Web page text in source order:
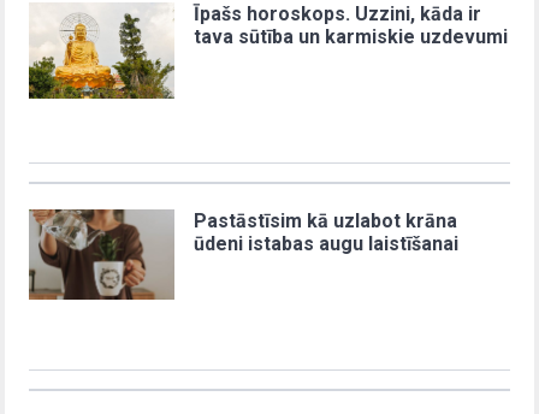
Īpašs horoskops. Uzzini, kāda ir
tava sūtība un karmiskie uzdevumi
Pastāstīsim kā uzlabot krāna
ūdeni istabas augu laistīšanai